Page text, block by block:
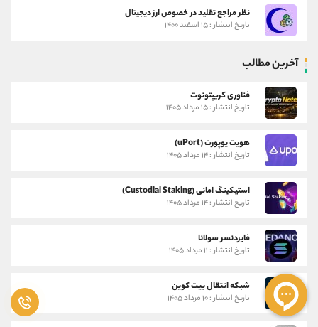
نظر مراجع تقلید در خصوص ارز دیجیتال
تاریخ انتشار : ۱۵ اسفند ۱۴۰۰
آخرین مطالب
فناوری کریپتونوت
تاریخ انتشار : ۱۵ مرداد ۱۴۰۵
هویت یوپورت (uPort)
تاریخ انتشار : ۱۴ مرداد ۱۴۰۵
استیکینگ امانی (Custodial Staking)
تاریخ انتشار : ۱۴ مرداد ۱۴۰۵
فایردنسر سولانا
تاریخ انتشار : ۱۱ مرداد ۱۴۰۵
شبکه انتقال بیت کوین
تاریخ انتشار : ۱۰ مرداد ۱۴۰۵